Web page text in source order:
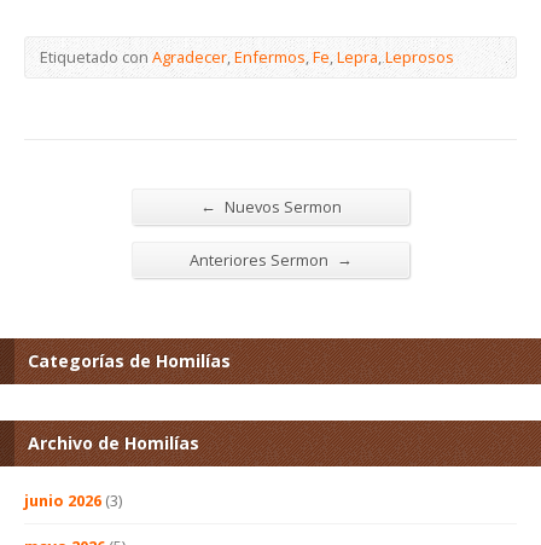
Etiquetado conAgradecer,Enfermos,Fe,Lepra,Leprosos
← Nuevos Sermon
Anteriores Sermon →
Categorías de Homilías
Archivo de Homilías
junio 2026 (3)